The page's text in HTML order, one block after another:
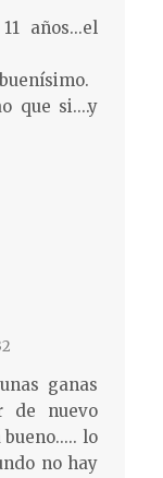
años...el
que si....y
ganas
de nuevo
lo
no hay